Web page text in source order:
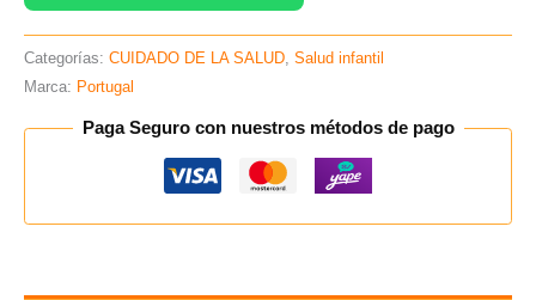
Categorías: CUIDADO DE LA SALUD Salud infantil
Marca: Portugal
Paga Seguro con nuestros métodos de pago